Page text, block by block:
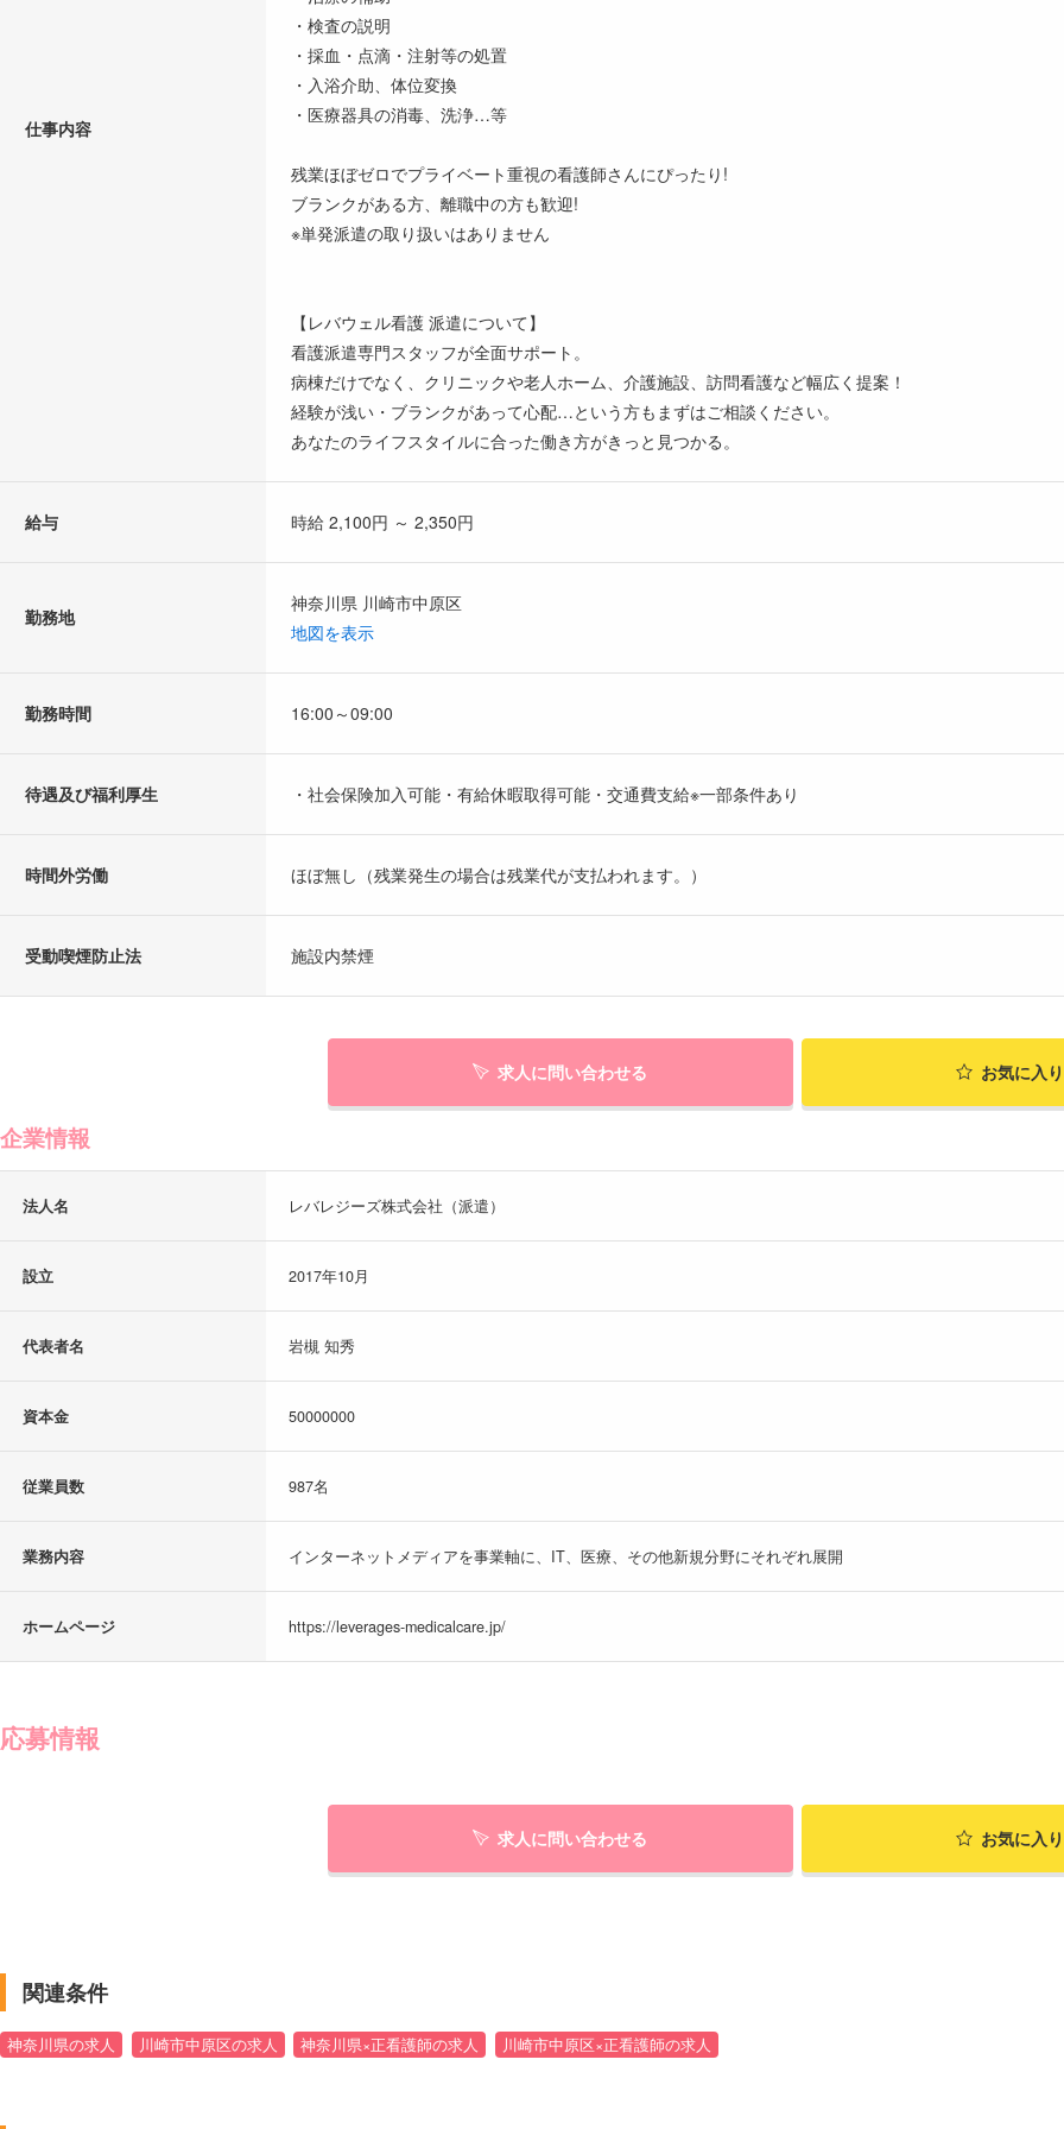
仕事内容
・検査の説明
・採血・点滴・注射等の処置
・入浴介助、体位変換
・医療器具の消毒、洗浄…等
残業ほぼゼロでプライベート重視の看護師さんにぴったり!
ブランクがある方、離職中の方も歓迎!
※単発派遣の取り扱いはありません
【レバウェル看護 派遣について】
看護派遣専門スタッフが全面サポート。
病棟だけでなく、クリニックや老人ホーム、介護施設、訪問看護など幅広く提案！
経験が浅い・ブランクがあって心配…という方もまずはご相談ください。
あなたのライフスタイルに合った働き方がきっと見つかる。
給与 時給 2,100円 ～ 2,350円
勤務地
神奈川県 川崎市中原区
地図を表示
勤務時間 16:00～09:00
待遇及び福利厚生 ・社会保険加入可能・有給休暇取得可能・交通費支給※一部条件あり
時間外労働 ほぼ無し（残業発生の場合は残業代が支払われます。）
受動喫煙防止法 施設内禁煙
求人に問い合わせる お気に入
企業情報
法人名 レバレジーズ株式会社（派遣）
設立 2017年10月
代表者名 岩槻 知秀
資本金 50000000
従業員数 987名
業務内容 インターネットメディアを事業軸に、IT、医療、その他新規分野にそれぞれ展開
ホームページ https://leverages-medicalcare.jp/
応募情報
求人に問い合わせる お気に入
関連条件
神奈川県の求人 川崎市中原区の求人 神奈川県×正看護師の求人 川崎市中原区×正看護師の求人